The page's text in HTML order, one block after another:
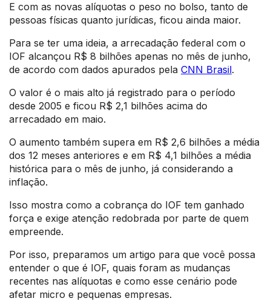
E com as novas alíquotas o peso no bolso, tanto de
pessoas físicas quanto jurídicas, ficou ainda maior.
Para se ter uma ideia, a arrecadação federal com o
IOF alcançou R$ 8 bilhões apenas no mês de junho,
de acordo com dados apurados pela CNN Brasil.
O valor é o mais alto já registrado para o período
desde 2005 e ficou R$ 2,1 bilhões acima do
arrecadado em maio.
O aumento também supera em R$ 2,6 bilhões a média
dos 12 meses anteriores e em R$ 4,1 bilhões a média
histórica para o mês de junho, já considerando a
inflação.
Isso mostra como a cobrança do IOF tem ganhado
força e exige atenção redobrada por parte de quem
empreende.
Por isso, preparamos um artigo para que você possa
entender o que é IOF, quais foram as mudanças
recentes nas alíquotas e como esse cenário pode
afetar micro e pequenas empresas.